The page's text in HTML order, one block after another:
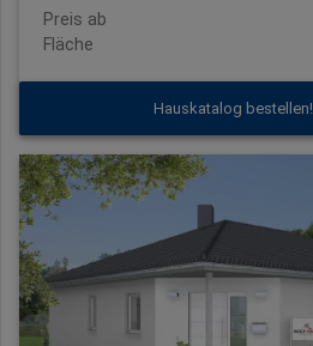
Preis ab
Fläche
Hauskatalog bestellen!